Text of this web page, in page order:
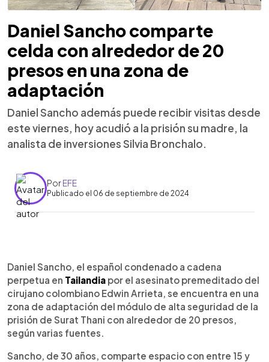
Daniel Sancho comparte
celda con alrededor de 20
presos en una zona de
adaptación
Daniel Sancho además puede recibir visitas desde
este viernes, hoy acudió a la prisión su madre, la
analista de inversiones Silvia Bronchalo.
PorEFE
Publicado el 06 de septiembre de 2024
► Escuchar artículo
Daniel Sancho, el español condenado a cadena
perpetua en Tailandia por el asesinato premeditado del
cirujano colombiano Edwin Arrieta, se encuentra en una
zona de adaptación del módulo de alta seguridad de la
prisión de Surat Thani con alrededor de 20 presos,
según varias fuentes.
Sancho, de 30 años, comparte espacio con entre 15 y